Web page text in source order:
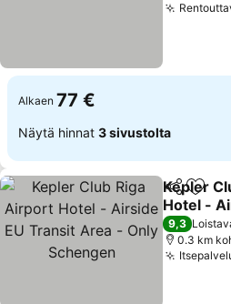
Alkaen 77 €
Näytä hinnat 3 sivustolta
Jaa
Kepler
Hotel -
Area -
Katso
9,3
0.3 km